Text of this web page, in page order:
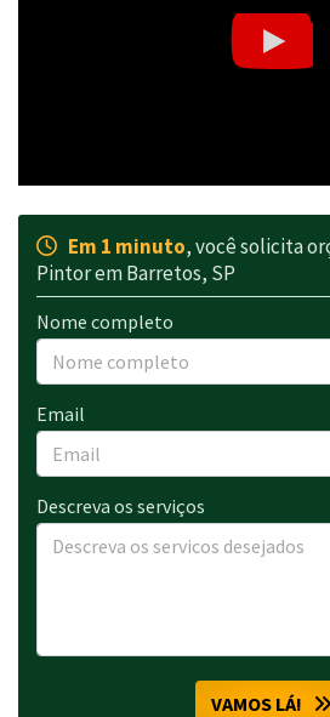
Em 1 minuto, você solicita
Pintor em Barretos, SP
Nome completo
Email
Descreva os serviços
VAMOS LÁ!